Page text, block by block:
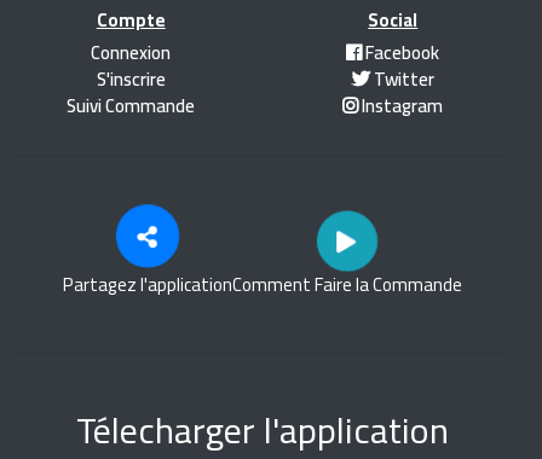
Compte
Connexion
S'inscrire
Suivi Commande
Social
Facebook
Twitter
Instagram
Partagez l'applicationComment Faire la Commande
Télecharger l'application